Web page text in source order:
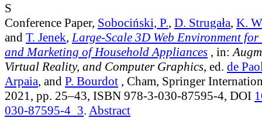
S
Conference Paper, Sobociński, P., D. Strugała, K.
and T. Jenek, Large-Scale 3D Web Environment
and Marketing of Household Appliances , in:
Virtual Reality, and Computer Graphics, ed. de
Arpaia, and P. Bourdot , Cham, Springer
2021, pp. 25–43, ISBN 978-3-030-87595-4, DOI
030-87595-4_3. Abstract